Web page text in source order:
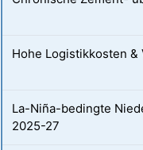
Hohe Logistikkosten &
La-Niña-bedingte
2025-27